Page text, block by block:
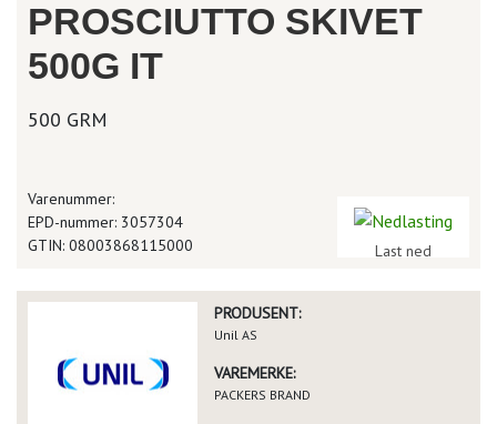
PROSCIUTTO SKIVET
500G IT
500 GRM
Last ned
Varenummer:
EPD-nummer: 3057304
GTIN: 08003868115000
PRODUSENT:
Unil AS
VAREMERKE:
PACKERS BRAND